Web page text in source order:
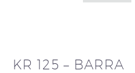
KR 125 – BARRA